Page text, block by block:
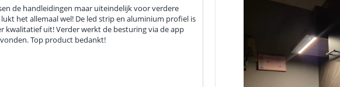
de handleidingen maar uiteindelijk voor verdere
het allemaal wel! De led strip en aluminium profiel is
kwalitatief uit! Verder werkt de besturing via de app
Top product bedankt!